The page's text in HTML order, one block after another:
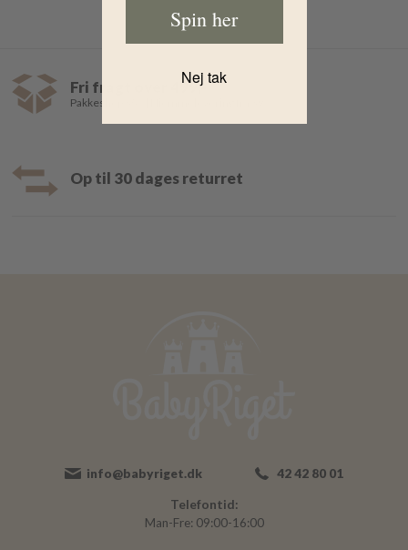
Fri fragt over 499,-
Pakkeshop 35,- | Hjemmelevering fra 39,-
Op til 30 dages returret
info@babyriget.dk 42 42 80 01
Telefontid:
Man-Fre: 09:00-16:00
Spin her
Nej tak